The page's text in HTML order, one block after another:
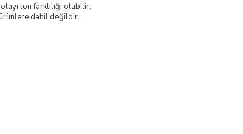
ton farklılığı olabilir.
dahil değildir.